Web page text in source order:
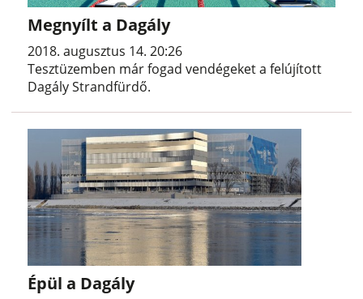
Megnyílt a Dagály
2018. augusztus 14. 20:26
Tesztüzemben már fogad vendégeket a felújított
Dagály Strandfürdő.
Épül a Dagály